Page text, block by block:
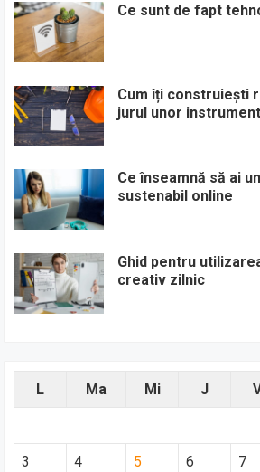
Ce sunt de fapt
Cum îți construiești
jurul unor
Ce înseamnă să ai
sustenabil online
Ghid pentru
creativ zilnic
L Ma Mi J
3 4 5 6 7